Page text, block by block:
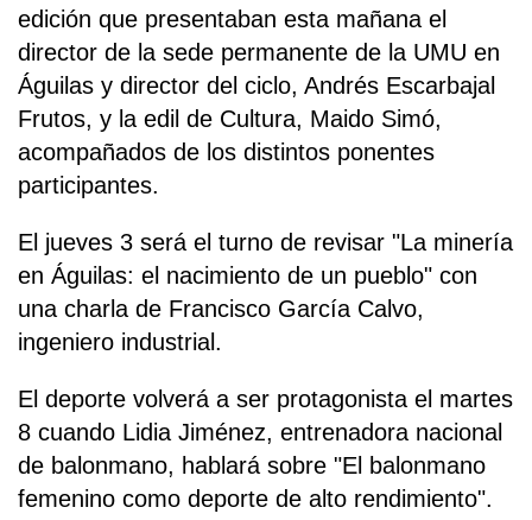
edición que presentaban esta mañana el
director de la sede permanente de la UMU en
Águilas y director del ciclo, Andrés Escarbajal
Frutos, y la edil de Cultura, Maido Simó,
acompañados de los distintos ponentes
participantes.
El jueves 3 será el turno de revisar "La minería
en Águilas: el nacimiento de un pueblo" con
una charla de Francisco García Calvo,
ingeniero industrial.
El deporte volverá a ser protagonista el martes
8 cuando Lidia Jiménez, entrenadora nacional
de balonmano, hablará sobre "El balonmano
femenino como deporte de alto rendimiento".